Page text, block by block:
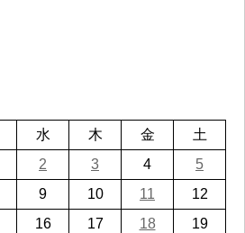
水 木 金
土
2 3 4
5
9 10 11
12
16 17 18
19